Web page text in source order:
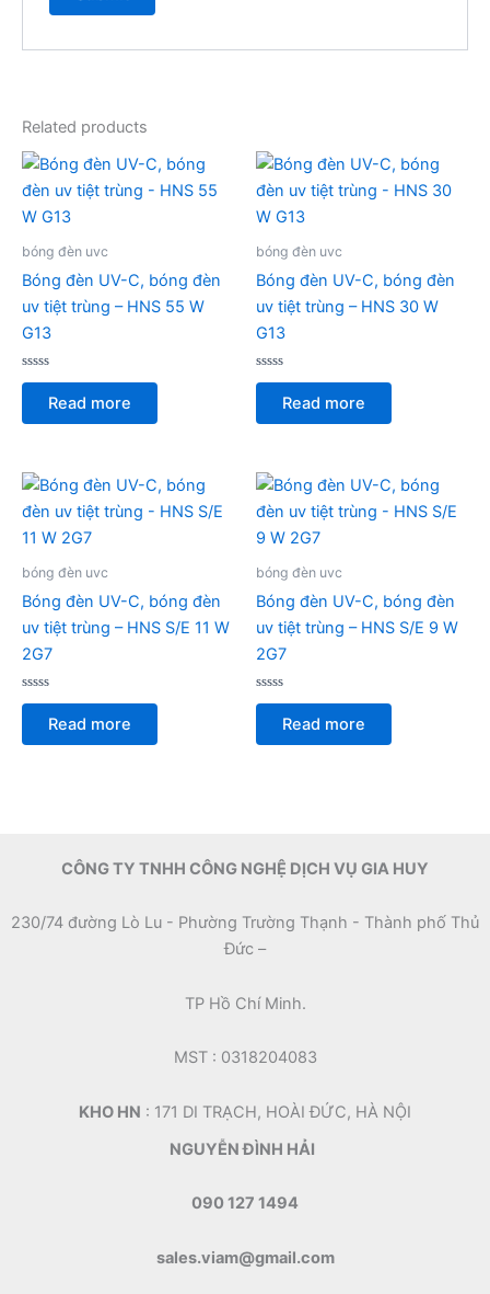
Related products
bóng đèn uvc
Bóng đèn UV-C, bóng đèn
uv tiệt trùng – HNS 55 W
G13
Rated
of
Read more
bóng đèn uvc
Bóng đèn UV-C, bóng đèn
uv tiệt trùng – HNS 30 W
G13
Rated
of
Read more
bóng đèn uvc
Bóng đèn UV-C, bóng đèn
uv tiệt trùng – HNS S/E 11 W
2G7
Rated
of
Read more
bóng đèn uvc
Bóng đèn UV-C, bóng đèn
uv tiệt trùng – HNS S/E 9 W
2G7
Rated
of
Read more
CÔNG TY TNHH CÔNG NGHỆ DỊCH VỤ GIA HUY
230/74 đường Lò Lu - Phường Trường Thạnh - Thành phố Thủ
Đức –
TP Hồ Chí Minh.
MST : 0318204083
KHO HN : 171 DI TRẠCH, HOÀI ĐỨC, HÀ NỘI
NGUYỄN ĐÌNH HẢI
090 127 1494
sales.viam@gmail.com